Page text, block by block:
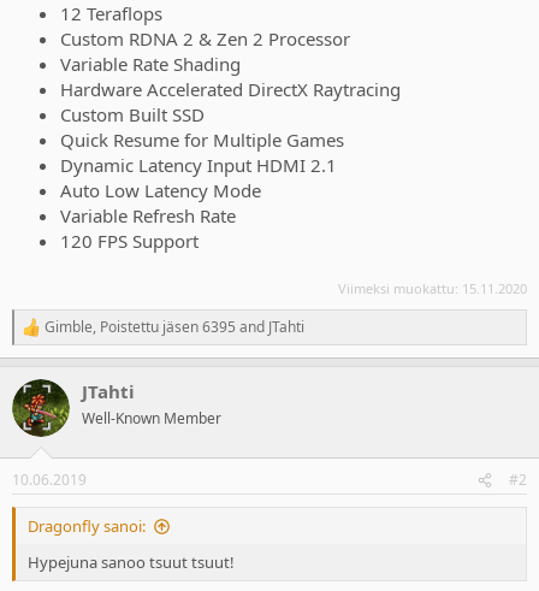
12 Teraflops
Custom RDNA 2 & Zen 2 Processor
Variable Rate Shading
Hardware Accelerated DirectX Raytracing
Custom Built SSD
Quick Resume for Multiple Games
Dynamic Latency Input HDMI 2.1
Auto Low Latency Mode
Variable Refresh Rate
120 FPS Support
Viimeksi muokattu: 15.11.2020
R
e
c
t
i
s
:
Gimble, Poistettu jäsen 6395 and JTahti
JTahti
Well-Known Member
10.06.2019 #2
Dragonfly sanoi:
Hypejuna sanoo tsuut tsuut!